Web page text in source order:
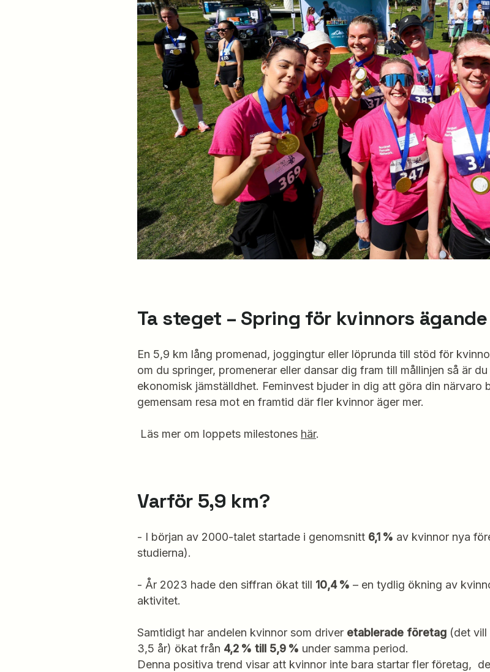
Ta steget – Spring för kvinnors ägande
En 5,9 km lång promenad, joggingtur eller löprunda till stöd för
om du springer, promenerar eller dansar dig fram till mållinjen så är
ekonomisk jämställdhet. Feminvest bjuder in dig att göra din närvaro
gemensam resa mot en framtid där fler kvinnor äger mer.
Läs mer om loppets milestones här.
Varför 5,9 km?
- I början av 2000-talet startade i genomsnitt 6,1 % av kvinnor nya
studierna).
- År 2023 hade den siffran ökat till 10,4 % – en tydlig ökning av
aktivitet.
Samtidigt har andelen kvinnor som driver etablerade företag (det
3,5 år) ökat från 4,2 % till 5,9 % under samma period.
Denna positiva trend visar att kvinnor inte bara startar fler företag,